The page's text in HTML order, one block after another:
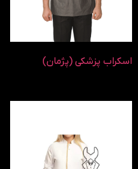
اسکراب پزشکی (پژمان)